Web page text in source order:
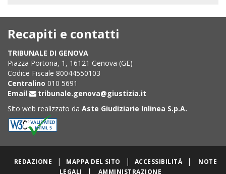
Recapiti e contatti
TRIBUNALE DI GENOVA
Piazza Portoria, 1, 16121 Genova (GE)
Codice Fiscale 80044550103
Centralino 010 5691
Email
tribunale.genova@giustizia.it
Sito web realizzato da Aste Giudiziarie Inlinea S.p.A.
REDAZIONE | MAPPA DEL SITO | ACCESSIBILITÀ |
NOTE
LEGALI
| AMMINISTRAZIONE